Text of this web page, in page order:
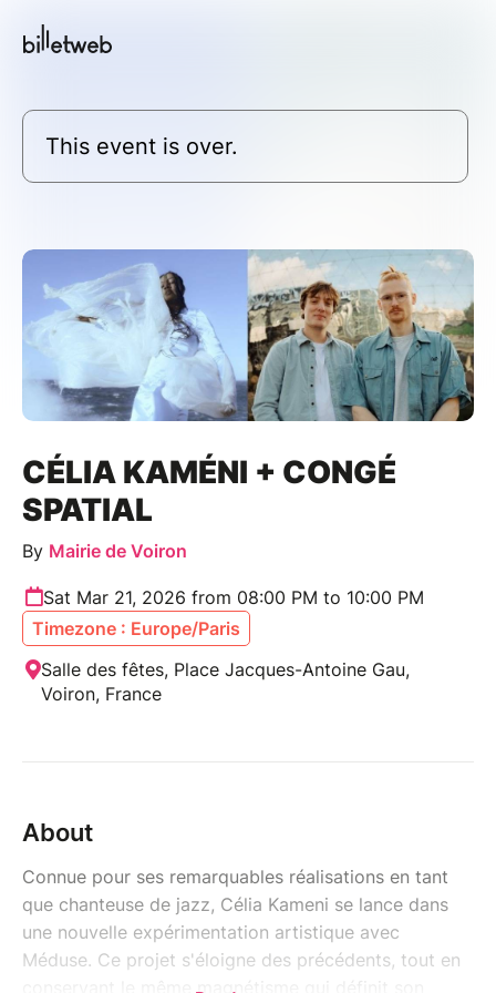
This event is over.
CÉLIA KAMÉNI + CONGÉ
SPATIAL
By Mairie de Voiron
Sat Mar 21, 2026 from 08:00 PM to 10:00 PM
Timezone : Europe/Paris
Salle des fêtes, Place Jacques-Antoine Gau,
Voiron, France
About
Connue pour ses remarquables réalisations en tant
que chanteuse de jazz, Célia Kameni se lance dans
une nouvelle expérimentation artistique avec
Méduse. Ce projet s'éloigne des précédents, tout en
conservant le même magnétisme qui définit son